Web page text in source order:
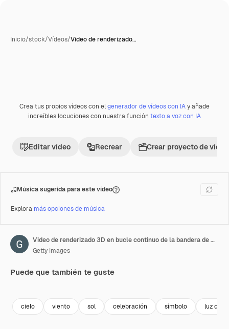
Inicio/stock/Vídeos/Video de renderizado…
Premium
Crea tus propios vídeos con elgenerador de vídeos con IAy añade
increíbles locuciones con nuestra función texto a voz con IA
Editar vídeo Recrear Crear proyecto de vídeo
Música sugerida para este vídeo
Explora más opciones de música
Video de renderizado 3D en bucle continuo de la bandera de Nueva Zelanda. Hermosa tela textil ondeando en bucle
Getty Images
Puede que también te guste
cielo viento sol celebración símbolo luz del